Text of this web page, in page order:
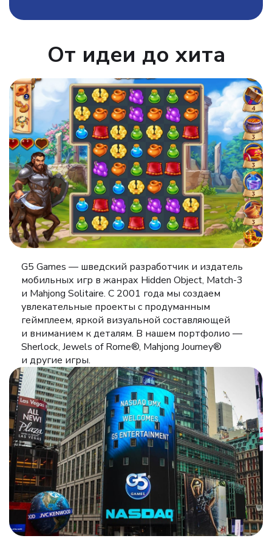
От идеи до хита
G5 Games — шведский разработчик и издатель
мобильных игр в жанрах Hidden Object, Match-3
и Mahjong Solitaire. С 2001 года мы создаем
увлекательные проекты с продуманным
геймплеем, яркой визуальной составляющей
и вниманием к деталям. В нашем портфолио —
Sherlock, Jewels of Rome®, Mahjong Journey®
и другие игры.